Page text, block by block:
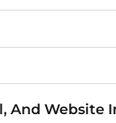
And Website